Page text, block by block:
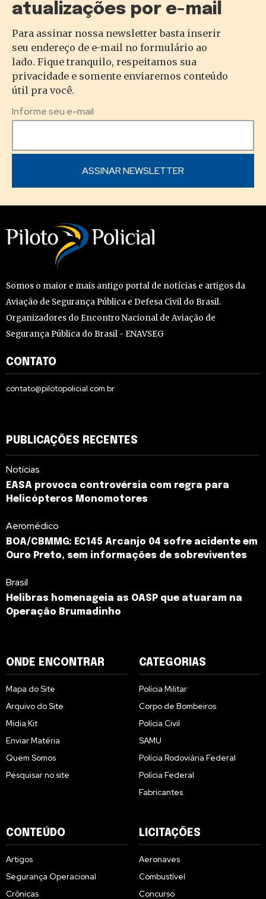
atualizações por e-mail
Para assinar nossa newsletter basta inserir
seu endereço de e-mail no formulário ao
lado. Fique tranquilo, respeitamos sua
privacidade e somente enviaremos conteúdo
útil pra você.
Informe seu e-mail
Somos o maior e mais antigo portal de notícias e artigos da
Aviação de Segurança Pública e Defesa Civil do Brasil.
Organizadores do Encontro Nacional de Aviação de
Segurança Pública do Brasil - ENAVSEG
CONTATO
contato@pilotopolicial.com.br
PUBLICAÇÕES RECENTES
Notícias
EASA provoca controvérsia com regra para
Helicópteros Monomotores
Aeromédico
BOA/CBMMG: EC145 Arcanjo 04 sofre acidente em
Ouro Preto, sem informações de sobreviventes
Brasil
Helibras homenageia as OASP que atuaram na
Operação Brumadinho
ONDE ENCONTRAR
Mapa do Site
Arquivo do Site
Midia Kit
Enviar Matéria
Quem Somos
Pesquisar no site
CATEGORIAS
Polícia Militar
Corpo de Bombeiros
Polícia Civil
SAMU
Polícia Rodoviária Federal
Polícia Federal
Fabricantes
CONTEÚDO
Artigos
Segurança Operacional
Crônicas
LICITAÇÕES
Aeronaves
Combustível
Concurso